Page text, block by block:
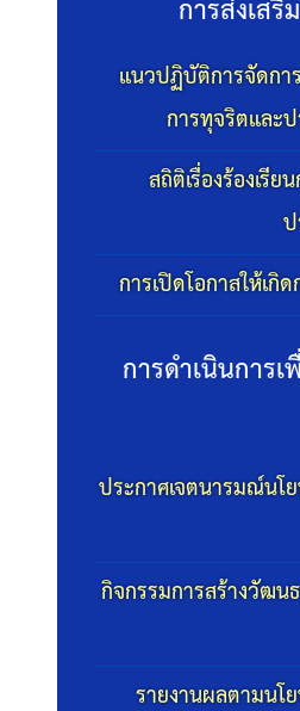
การส่งเสริ
แนวปฏิบัติการจัดการ
การทุจริตและ
สถิติเรื่องร้องเรี
การเปิดโอกาสให้เกิ
การดำเนินการ
ประกาศเจตนารมณ์น
กิจกรรมการสร้างวัฒ
รายงานผลตามน